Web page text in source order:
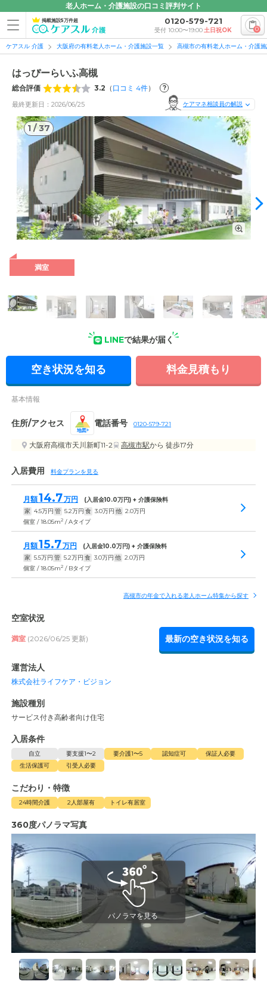
老人ホーム・介護施設の口コミ評判サイト
掲載施設5万件超 0120-579-721
受付 10:00〜19:00土日祝OK 0
ケアスル 介護 大阪府の有料老人ホーム・介護施設一覧 高槻市の有料老人ホーム・介護
はっぴーらいふ高槻
総合評価 3.2 （ 口コミ 4件） ?
最終更新日：2026/06/25 ケアマネ相談員の解説
1/37
1/37
外観の写真
満室
LINEで結果が届く
空き状況を知る 料金見積もり
基本情報
住所/アクセス
地図
電話番号 0120-579-721
大阪府高槻市天川新町11-2 高槻市駅から 徒歩17分
入居費用 料金プランを見る
月額14.7万円 (入居金10.0万円) + 介護保険料
家 4.5万円 管 5.2万円 食 3.0万円 他 2.0万円
個室 / 18.05m2 / Aタイプ
月額15.7万円 (入居金10.0万円) + 介護保険料
家 5.5万円 管 5.2万円 食 3.0万円 他 2.0万円
個室 / 18.05m2 / Bタイプ
高槻市の年金で入れる老人ホーム特集から探す
空室状況
満室 (2026/06/25 更新) 最新の空き状況を知る
運営法人
株式会社ライフケア・ビジョン
施設種別
サービス付き高齢者向け住宅
入居条件
自立 要支援1〜2 要介護1〜5 認知症可
保証人必要
生活保護可
引受人必要
こだわり・特徴
24時間介護 2人部屋有 トイレ有居室
360度パノラマ写真